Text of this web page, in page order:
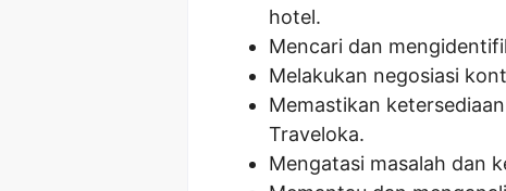
hotel.
Mencari dan
Melakukan negosiasi
Memastikan
Traveloka.
Mengatasi masalah dan